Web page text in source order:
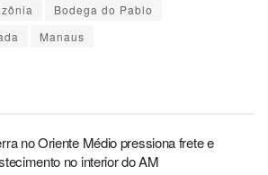
Bodega do Pablo
Manaus
no Oriente Médio pressiona frete e
no interior do AM